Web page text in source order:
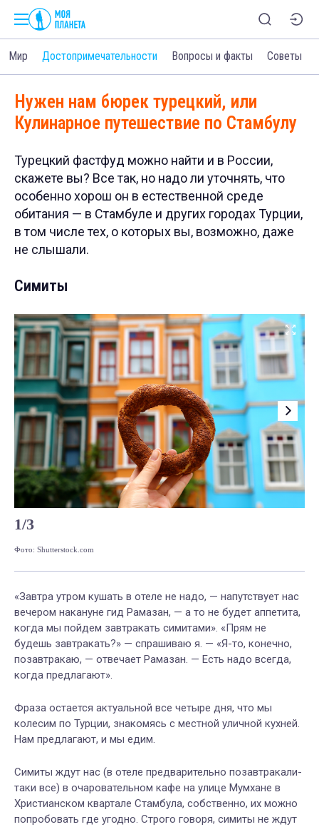
Мир Достопримечательности Вопросы и факты Советы
Нужен нам бюрек турецкий, или
Кулинарное путешествие по Стамбулу
Турецкий фастфуд можно найти и в России,
скажете вы? Все так, но надо ли уточнять, что
особенно хорош он в естественной среде
обитания — в Стамбуле и других городах Турции,
в том числе тех, о которых вы, возможно, даже
не слышали.
Симиты
1/3
Фото: Shutterstock.com
«Завтра утром кушать в отеле не надо, — напутствует нас
вечером накануне гид Рамазан, — а то не будет аппетита,
когда мы пойдем завтракать симитами». «Прям не
будешь завтракать?» — спрашиваю я. — «Я-то, конечно,
позавтракаю, — отвечает Рамазан. — Есть надо всегда,
когда предлагают».
Фраза остается актуальной все четыре дня, что мы
колесим по Турции, знакомясь с местной уличной кухней.
Нам предлагают, и мы едим.
Симиты ждут нас (в отеле предварительно позавтракали-
таки все) в очаровательном кафе на улице Мумхане в
Христианском квартале Стамбула, собственно, их можно
попробовать где угодно. Строго говоря, симиты не ждут